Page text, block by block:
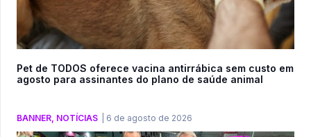
Pet de TODOS oferece vacina antirrábica sem custo em
agosto para assinantes do plano de saúde animal
BANNER NOTÍCIAS 6 de agosto de 2026